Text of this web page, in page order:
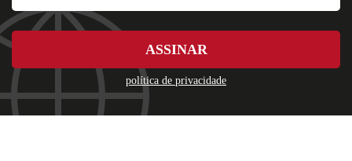
política de privacidade
ASSINAR